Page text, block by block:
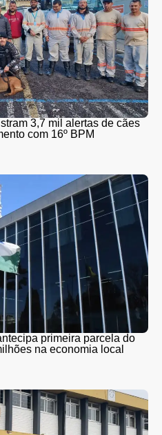
3,7 mil alertas de cães
com 16º BPM
primeira parcela do
na economia local